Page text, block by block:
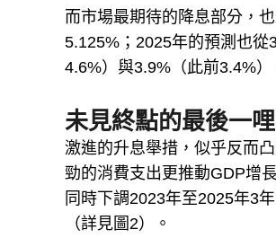
而市場最期待的降息部分，
5.125%；2025年的預測也
4.6%）與3.9%（此前3.4%
未見終點的最後一
激進的升息舉措，似乎反而
勁的消費支出更推動GDP增
同時下調2023年至2025年3
（詳見圖2）。